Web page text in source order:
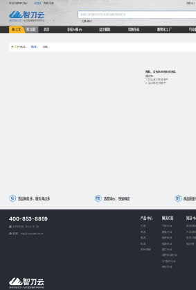
欢迎光临智刀云！ 请登录 免费注册 消息(0)
刀具螺纹
按工艺 按功能 首页 非标AI报价 设计赋能 切削生态 数智化工厂 行业
共0 件商品 综合 价格
抱歉，没有找到相关的商品
建议您:
1. 适当减少筛选条件
2. 尝试其他关键字
货品种类多，服务网点多 选型询价，快速响应 商品质量
400-853-8859
工作时间：8:30-17:30
邮箱：zdy@cutseek.com
产品中心
刀具
夹具
检具
解决方案
汽车行业
模具行业
航空航天
能源行业
重工行业
通用机械行业
3C电子行业
医疗行业
知识中
新闻资讯
产品资讯
技术文章
知识库